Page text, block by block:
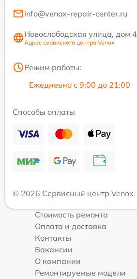
info@venox-repair-center.ru
Новослободская улица, дом 4
Адрес сервисного центра Venox
Режим работы:
Ежедневно с 9:00 до 21:00
Способы оплаты
© 2026 Сервисный центр Venox
Стоимость ремонта
Оплата и доставка
Контакты
Вакансии
О компании
Ремонтируемые модели